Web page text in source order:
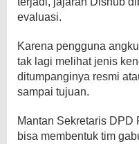
evaluasi.
Karena pengguna
tak lagi melihat jenis
ditumpanginya resmi
sampai tujuan.
Mantan Sekretaris DPD
bisa membentuk tim